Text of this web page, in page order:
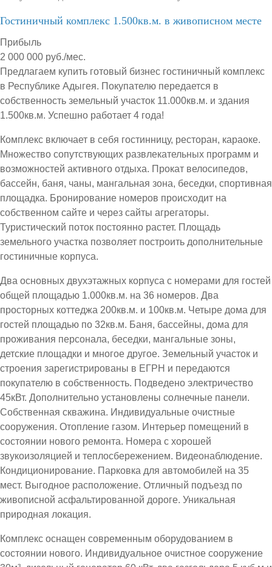
Гостиничный комплекс 1.500кв.м. в живописном месте
Прибыль
2 000 000 руб./мес.
Предлагаем купить готовый бизнес гостиничный комплекс
в Республике Адыгея. Покупателю передается в
собственность земельный участок 11.000кв.м. и здания
1.500кв.м. Успешно работает 4 года!
Комплекс включает в себя гостинницу, ресторан, караоке.
Множество сопутствующих развлекательных программ и
возможностей активного отдыха. Прокат велосипедов,
бассейн, баня, чаны, мангальная зона, беседки, спортивная
площадка. Бронирование номеров происходит на
собственном сайте и через сайты агрегаторы.
Туристический поток постоянно растет. Площадь
земельного участка позволяет построить дополнительные
гостиничные корпуса.
Два основных двухэтажных корпуса с номерами для гостей
общей площадью 1.000кв.м. на 36 номеров. Два
просторных коттеджа 200кв.м. и 100кв.м. Четыре дома для
гостей площадью по 32кв.м. Баня, бассейны, дома для
проживания персонала, беседки, мангальные зоны,
детские площадки и многое другое. Земельный участок и
строения зарегистрированы в ЕГРН и передаются
покупателю в собственность. Подведено электричество
45кВт. Дополнительно установлены солнечные панели.
Собственная скважина. Индивидуальные очистные
сооружения. Отопление газом. Интерьер помещений в
состоянии нового ремонта. Номера с хорошей
звукоизоляцией и теплосбережением. Видеонаблюдение.
Кондиционирование. Парковка для автомобилей на 35
мест. Выгодное расположение. Отличный подъезд по
живописной асфальтированной дороге. Уникальная
природная локация.
Комплекс оснащен современным оборудованием в
состоянии нового. Индивидуальное очистное сооружение